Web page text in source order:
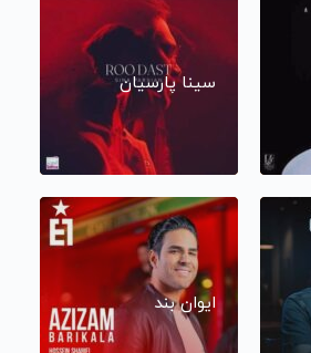
سینا پارسیان
ایوان بند